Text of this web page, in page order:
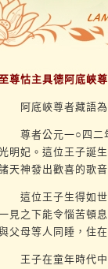
尊怙主具德阿底峽
阿底峽尊者藏語為
尊者公元一○四二年
明妃。這位王子誕
天神發出歡喜的歌
這位王子生得如世
見之下能令惱苦頓
父母等人同睡，住
王子在童年時代中